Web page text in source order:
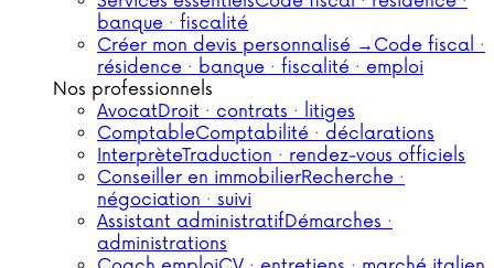
banque · fiscalité
Créer mon devis personnalisé → Code fiscal ·
résidence · banque · fiscalité · emploi
Nos professionnels
AvocatDroit · contrats · litiges
ComptableComptabilité · déclarations
InterprèteTraduction · rendez-vous officiels
Conseiller en immobilierRecherche ·
négociation · suivi
Assistant administratifDémarches ·
administrations